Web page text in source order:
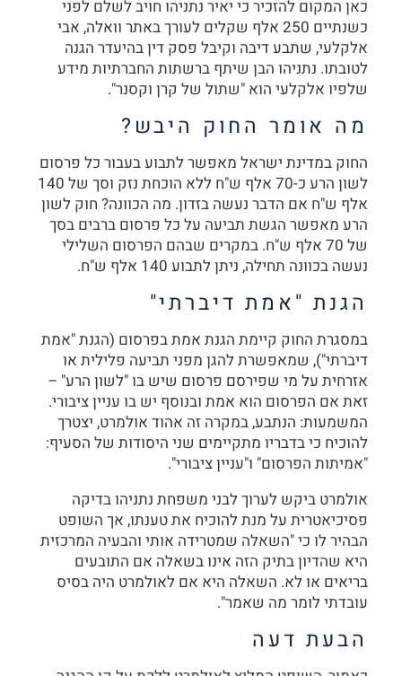
כאן המקום להזכיר כי יאיר נתניהו חויב לשלם לפני
כשנתיים 250 אלף שקלים לעורך באתר וואלה, אבי
אלקלעי, שתבע דיבה וקיבל פסק דין בהיעדר הגנה
לטובתו. נתניהו הבן שיתף ברשתות החברתיות מידע
שלפיו אלקלעי הוא "שתול של קרן וקסנר".
מה אומר החוק היבש?
החוק במדינת ישראל מאפשר לתבוע בעבור כל פרסום
לשון הרע כ-70 אלף ש"ח ללא הוכחת נזק וסך של 140
אלף ש"ח אם הדבר נעשה בזדון. מה הכוונה? חוק לשון
הרע מאפשר הגשת תביעה על כל פרסום ברבים בסך
של 70 אלף ש"ח. במקרים שבהם הפרסום השלילי
נעשה בכוונה תחילה, ניתן לתבוע 140 אלף ש"ח.
הגנת "אמת דיברתי"
במסגרת החוק קיימת הגנת אמת בפרסום (הגנת "אמת
דיברתי"), שמאפשרת להגן מפני תביעה פלילית או
אזרחית על מי שפירסם פרסום שיש בו "לשון הרע" –
זאת אם הפרסום הוא אמת ובנוסף יש בו עניין ציבורי.
המשמעות: הנתבע, במקרה זה אהוד אולמרט, יצטרך
להוכיח כי בדבריו מתקיימים שני היסודות של הסעיף:
"אמיתות הפרסום" ו"עניין ציבורי".
אולמרט ביקש לערוך לבני משפחת נתניהו בדיקה
פסיכיאטרית על מנת להוכיח את טענתו, אך השופט
הבהיר לו כי "השאלה שמטרידה אותי והבעיה המרכזית
היא שהדיון בתיק הזה אינו בשאלה אם התובעים
בריאים או לא. השאלה היא אם לאולמרט היה בסיס
עובדתי לומר מה שאמר".
הבעת דעה